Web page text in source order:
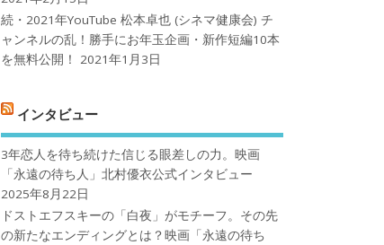
続・2021年YouTube 松本卓也 (シネマ健康会) チ
ャンネルの乱！勝手にお年玉企画・新作短編10本
を無料公開！
2021年1月3日
インタビュー
3年恋人を待ち続けた信じる眼差しの力。映画
「永遠の待ち人」北村優衣公式インタビュー
2025年8月22日
ドストエフスキーの「白夜」がモチーフ。その先
の新たなエンディングとは？映画「永遠の待ち